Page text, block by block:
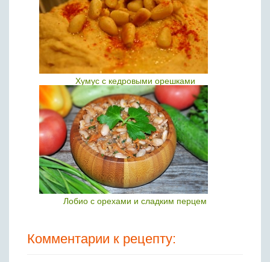
Хумус с кедровыми орешками
Лобио с орехами и сладким перцем
Комментарии к рецепту: